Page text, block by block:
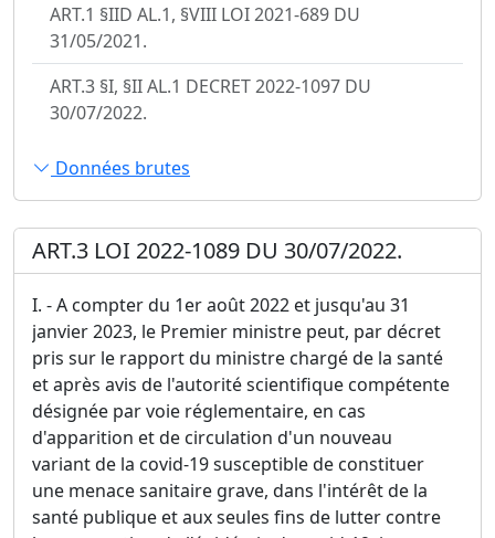
ART.1 §IID AL.1, §VIII LOI 2021-689 DU
31/05/2021.
ART.3 §I, §II AL.1 DECRET 2022-1097 DU
30/07/2022.
Données brutes
ART.3 LOI 2022-1089 DU 30/07/2022.
I. - A compter du 1er août 2022 et jusqu'au 31
janvier 2023, le Premier ministre peut, par décret
pris sur le rapport du ministre chargé de la santé
et après avis de l'autorité scientifique compétente
désignée par voie réglementaire, en cas
d'apparition et de circulation d'un nouveau
variant de la covid-19 susceptible de constituer
une menace sanitaire grave, dans l'intérêt de la
santé publique et aux seules fins de lutter contre